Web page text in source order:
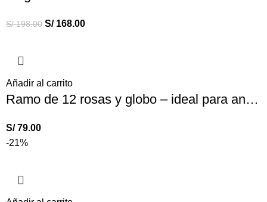
S/198.00 S/168.00
Añadir al carrito
Ramo de 12 rosas y globo – ideal para aniversario
S/79.00
-21%